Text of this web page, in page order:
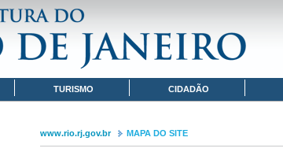
TURISMO CIDADÃO
www.rio.rj.gov.br MAPA DO SITE